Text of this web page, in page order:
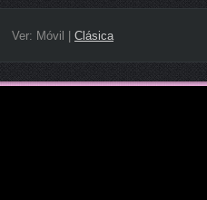
Ver: Móvil Clásica